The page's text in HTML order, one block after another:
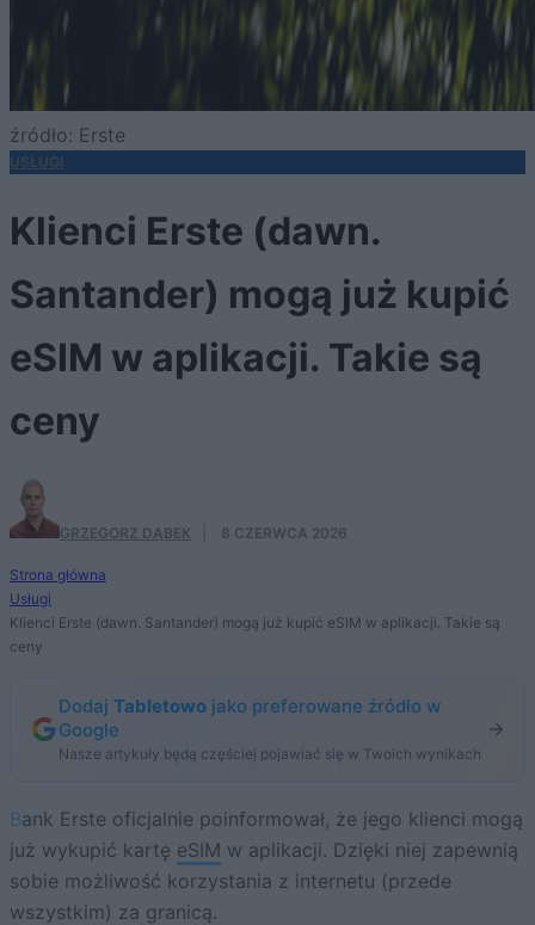
źródło: Erste
USŁUGI
Klienci Erste (dawn.
Santander) mogą już kupić
eSIM w aplikacji. Takie są
ceny
GRZEGORZ DĄBEK 8 CZERWCA 2026
Strona główna
Usługi
Klienci Erste (dawn. Santander) mogą już kupić eSIM w aplikacji. Takie są
ceny
Dodaj Tabletowo jako preferowane źródło w
Google
Nasze artykuły będą częściej pojawiać się w Twoich wynikach
Bank Erste oficjalnie poinformował, że jego klienci mogą
już wykupić kartę eSIM w aplikacji. Dzięki niej zapewnią
sobie możliwość korzystania z internetu (przede
wszystkim) za granicą.